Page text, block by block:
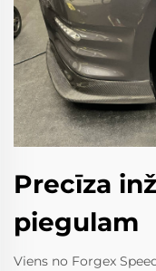
Precīza
piegulam
Viens no Forgex